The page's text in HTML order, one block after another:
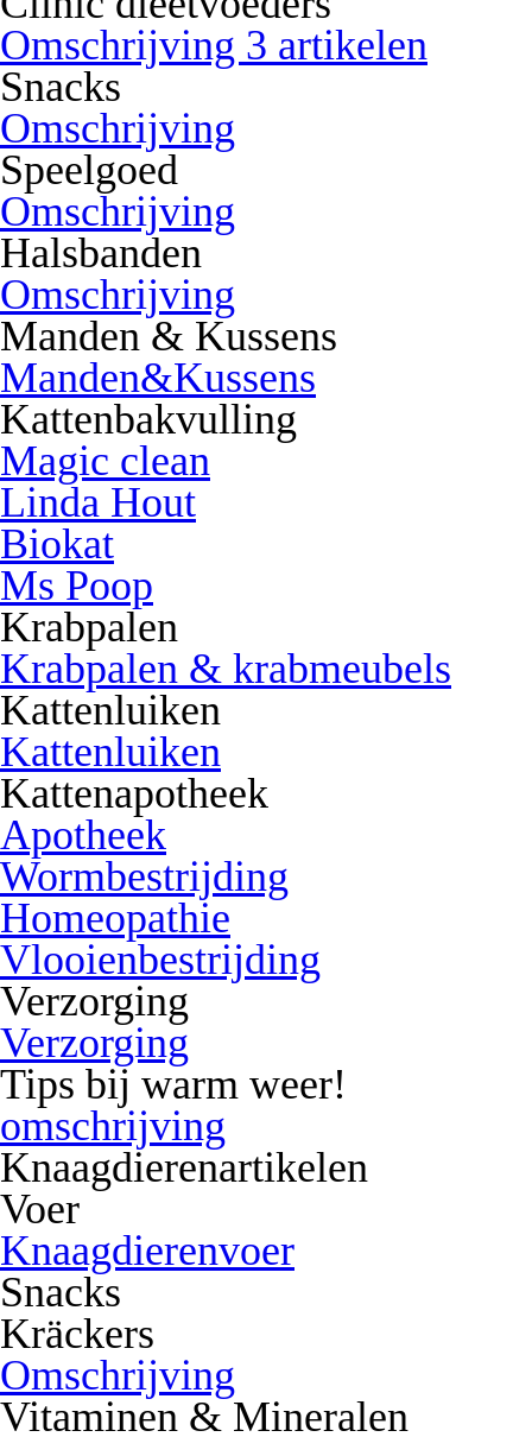
Omschrijving 3 artikelen
Snacks
Omschrijving
Speelgoed
Omschrijving
Halsbanden
Omschrijving
Manden & Kussens
Manden&Kussens
Kattenbakvulling
Magic clean
Linda Hout
Biokat
Ms Poop
Krabpalen
Krabpalen & krabmeubels
Kattenluiken
Kattenluiken
Kattenapotheek
Apotheek
Wormbestrijding
Homeopathie
Vlooienbestrijding
Verzorging
Verzorging
Tips bij warm weer!
omschrijving
Knaagdierenartikelen
Voer
Knaagdierenvoer
Snacks
Kräckers
Omschrijving
Vitaminen & Mineralen